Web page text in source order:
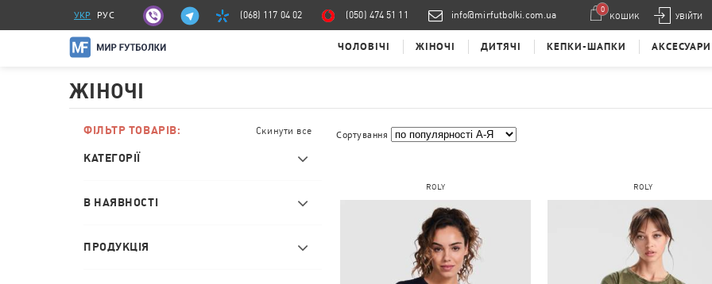
УКР РУС (068) 117 04 02 (050) 474 51 11 info@mirfutbolki.com.ua УВІЙТИ
0
КОШИК
ЧОЛОВІЧІ ЖІНОЧІ ДИТЯЧІ КЕПКИ-ШАПКИ АКСЕСУАРИ
ЖІНОЧІ
Сортування
ROLY ROLY
Скинути все
ФІЛЬТР ТОВАРІВ:
КАТЕГОРІЇ
В НАЯВНОСТІ
ПРОДУКЦІЯ